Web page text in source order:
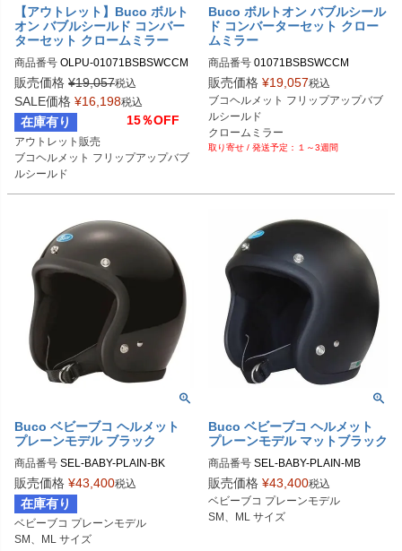
【アウトレット】Buco ボルト
オン バブルシールド コンバー
ターセット クロームミラー
商品番号 OLPU-01071BSBSWCCM
01071BSBSWCCM
Buco（ブコ）
販売価格 ¥19,057税込
SALE価格 ¥16,198税込
在庫有り 15％OFF
アウトレット販売
ブコヘルメット フリップアップバブ
ルシールド
Buco ボルトオン バブルシール
ド コンバーターセット クロー
ムミラー
商品番号 01071BSBSWCCM
Buco（ブコ）
販売価格 ¥19,057税込
ブコヘルメット フリップアップバブ
ルシールド
クロームミラー
１～3週間
Buco ベビーブコ ヘルメット
プレーンモデル ブラック
商品番号 SEL-BABY-PLAIN-BK
SMサイズ商品コード：0107BBCP0
23
MLサイズ商品コード：0107BBCP02
4
販売価格 ¥43,400税込
在庫有り
ベビーブコ プレーンモデル
SM、ML サイズ
Buco ベビーブコ ヘルメット
プレーンモデル マットブラック
商品番号 SEL-BABY-PLAIN-MB
SMサイズ商品コード：0107BBCP0
2M3
販売価格 ¥43,400税込
ベビーブコ プレーンモデル
SM、ML サイズ